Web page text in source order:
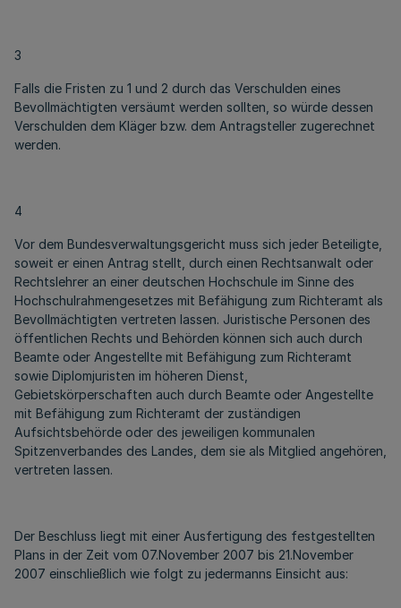
3
Falls die Fristen zu 1 und 2 durch das Verschulden eines
Bevollmächtigten versäumt werden sollten, so würde dessen
Verschulden dem Kläger bzw. dem Antragsteller zugerechnet
werden.
4
Vor dem Bundesverwaltungsgericht muss sich jeder Beteiligte,
soweit er einen Antrag stellt, durch einen Rechtsanwalt oder
Rechtslehrer an einer deutschen Hochschule im Sinne des
Hochschulrahmengesetzes mit Befähigung zum Richteramt als
Bevollmächtigten vertreten lassen. Juristische Personen des
öffentlichen Rechts und Behörden können sich auch durch
Beamte oder Angestellte mit Befähigung zum Richteramt
sowie Diplomjuristen im höheren Dienst,
Gebietskörperschaften auch durch Beamte oder Angestellte
mit Befähigung zum Richteramt der zuständigen
Aufsichtsbehörde oder des jeweiligen kommunalen
Spitzenverbandes des Landes, dem sie als Mitglied angehören,
vertreten lassen.
Der Beschluss liegt mit einer Ausfertigung des festgestellten
Plans in der Zeit vom 07.November 2007 bis 21.November
2007 einschließlich wie folgt zu jedermanns Einsicht aus: